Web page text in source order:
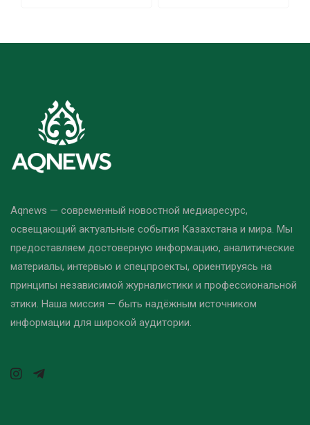
Aqnews — современный новостной медиаресурс,
освещающий актуальные события Казахстана и мира. Мы
предоставляем достоверную информацию, аналитические
материалы, интервью и спецпроекты, ориентируясь на
принципы независимой журналистики и профессиональной
этики. Наша миссия — быть надёжным источником
информации для широкой аудитории.